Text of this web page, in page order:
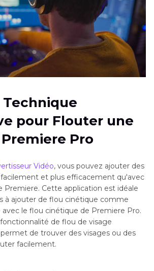
pour Flouter une
Pro
Vidéo, vous pouvez ajouter des
et plus efficacement qu'avec
Premiere. Cette application est idéale
à ajouter de flou cinétique comme
avec le flou cinétique de Premiere Pro.
de flou de visage
de trouver des visages ou des
facilement.